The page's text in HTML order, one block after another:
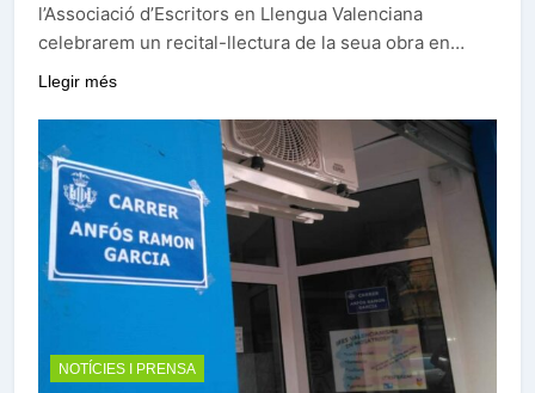
l’Associació d’Escritors en Llengua Valenciana
celebrarem un recital-llectura de la seua obra en…
Llegir més
NOTÍCIES I PRENSA